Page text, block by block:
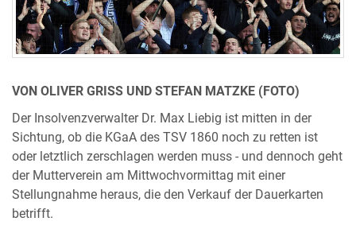
VON OLIVER GRISS UND STEFAN MATZKE (FOTO)
Der Insolvenzverwalter Dr. Max Liebig ist mitten in der
Sichtung, ob die KGaA des TSV 1860 noch zu retten ist
oder letztlich zerschlagen werden muss - und dennoch geht
der Mutterverein am Mittwochvormittag mit einer
Stellungnahme heraus, die den Verkauf der Dauerkarten
betrifft.